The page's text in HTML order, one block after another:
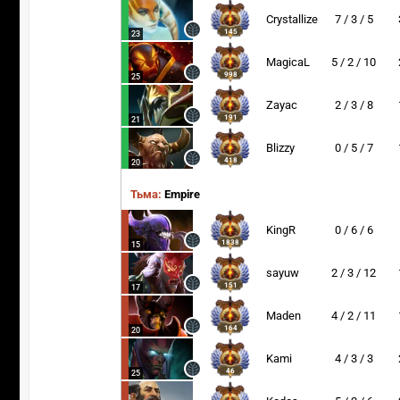
23 145
Crystallize 7 / 3 / 5
25 998
MagicaL 5 / 2 / 10
21 191
Zayac 2 / 3 / 8
20 418
Blizzy 0 / 5 / 7
Тьма: Empire
15 1838
KingR 0 / 6 / 6
17 151
sayuw 2 / 3 / 12
20 164
Maden 4 / 2 / 11
25 46
Kami 4 / 3 / 3